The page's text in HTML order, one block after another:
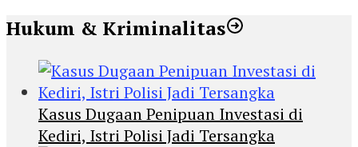
Hukum & Kriminalitas
Kasus Dugaan Penipuan Investasi di
Kediri, Istri Polisi Jadi Tersangka